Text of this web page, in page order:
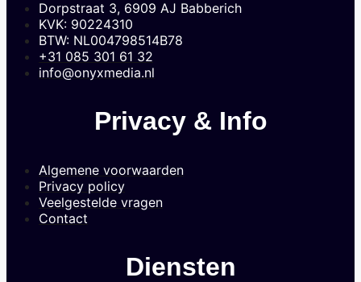
Dorpstraat 3, 6909 AJ Babberich
KVK: 90224310
BTW: NL004798514B78
+31 085 301 61 32
info@onyxmedia.nl
Privacy & Info
Algemene voorwaarden
Privacy policy
Veelgestelde vragen
Contact
Diensten